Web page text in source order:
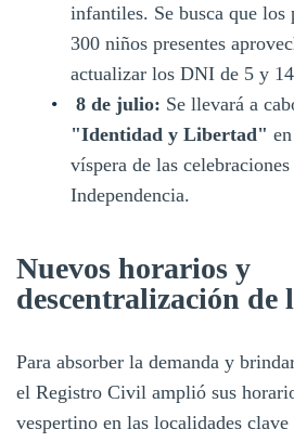
infantiles. Se busca que los
300 niños presentes
actualizar los DNI de 5 y
8 de julio: Se llevará a
"Identidad y Libertad" en
víspera de las
Independencia.
Nuevos horarios y
descentralización de
Para absorber la demanda y
el Registro Civil amplió sus
vespertino en las localidades